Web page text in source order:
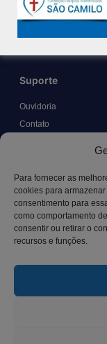
Para fornecer as
cookies para
consentimento para
como comportamento
consentir ou retirar o
recursos e funções.
Trabalhe Conosco
Suporte
Ouvidoria
Contato
Canal LGPD e
Contato